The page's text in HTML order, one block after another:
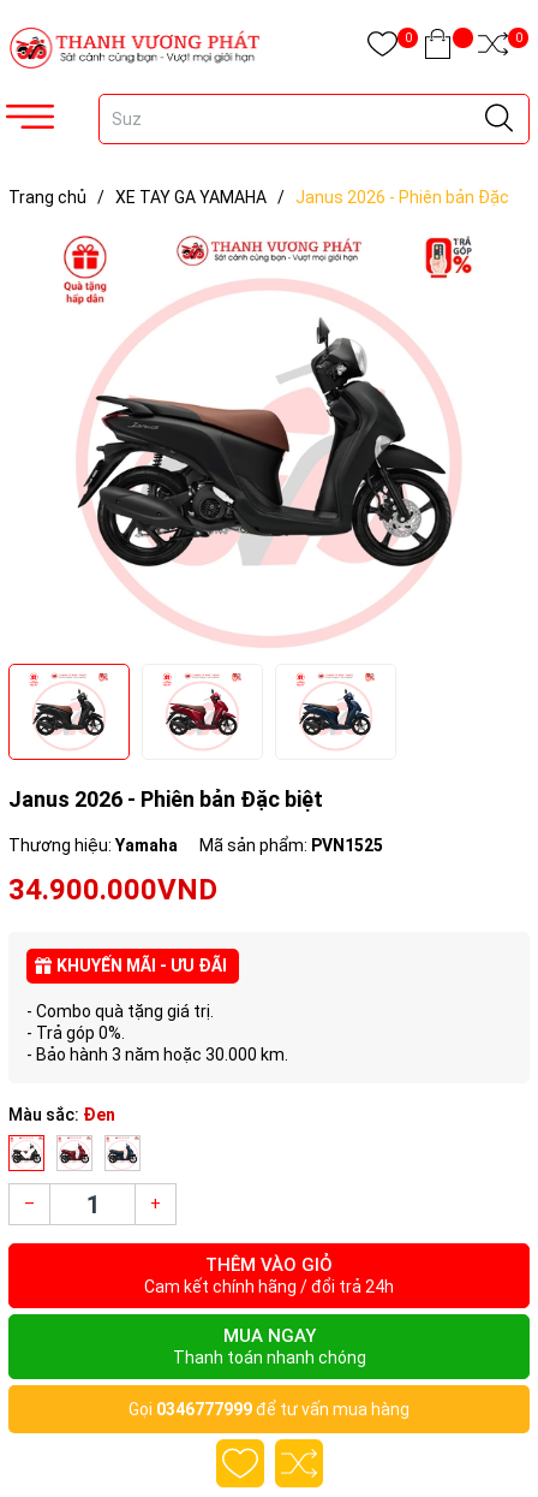
0 0
Trang chủ / XE TAY GA YAMAHA / Janus 2026 - Phiên bản Đặc
Janus 2026 - Phiên bản Đặc biệt
Thương hiệu: Yamaha Mã sản phẩm: PVN1525
34.900.000VND
KHUYẾN MÃI - ƯU ĐÃI
- Combo quà tặng giá trị.
- Trả góp 0%.
- Bảo hành 3 năm hoặc 30.000 km.
Màu sắc: Đen
– +
THÊM VÀO GIỎ
Cam kết chính hãng / đổi trả 24h
MUA NGAY
Thanh toán nhanh chóng
Gọi 0346777999để tư vấn mua hàng